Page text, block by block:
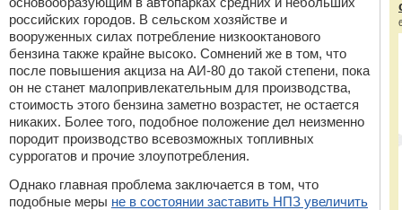
российских городов. В сельском хозяйстве и
вооруженных силах потребление низкооктанового
бензина также крайне высоко. Сомнений же в том, что
после повышения акциза на АИ-80 до такой степени, пока
он не станет малопривлекательным для производства,
стоимость этого бензина заметно возрастет, не остается
никаких. Более того, подобное положение дел неизменно
породит производство всевозможных топливных
суррогатов и прочие злоупотребления.
Однако главная проблема заключается в том, что
подобные меры не в состоянии заставить НПЗ увеличить